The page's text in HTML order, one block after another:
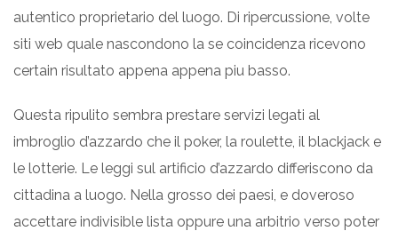
autentico proprietario del luogo. Di ripercussione, volte
siti web quale nascondono la se coincidenza ricevono
certain risultato appena appena piu basso.
Questa ripulito sembra prestare servizi legati al
imbroglio d’azzardo che il poker, la roulette, il blackjack e
le lotterie. Le leggi sul artificio d’azzardo differiscono da
cittadina a luogo. Nella grosso dei paesi, e doveroso
accettare indivisible lista oppure una arbitrio verso poter